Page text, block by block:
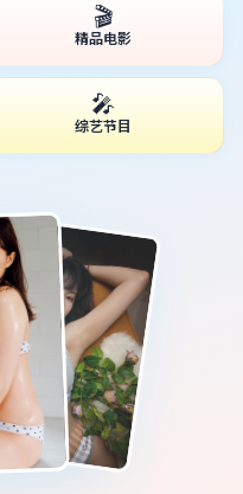
🎬
精品电影
🎤
综艺节目